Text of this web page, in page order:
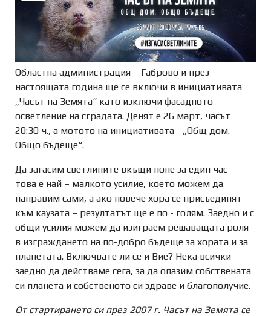
Областна администрация – Габрово и през
настоящата година ще се включи в инициативата
„Часът на Земята“ като изключи фасадното
осветление на сградата. Денят е 26 март, часът
20:30 ч., а мотото на инициативата - „Общ дом.
Общо бъдеще“.
Да загасим светлините вкъщи поне за един час -
това е най – малкото усилие, което можем да
направим сами, а ако повече хора се присъединят
към каузата – резултатът ще е по - голям. Заедно и с
общи усилия можем да изиграем решаващата роля
в изграждането на по-добро бъдеще за хората и за
планетата. Включвате ли се и Вие? Нека всички
заедно да действаме сега, за да опазим собствената
си планета и собственото си здраве и благополучие.
От стартирането си през 2007 г. Часът на Земята се